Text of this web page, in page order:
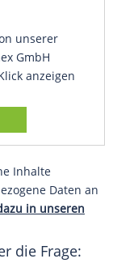
unserer
GmbH
anzeigen
Inhalte
Daten an
in unseren
die Frage: